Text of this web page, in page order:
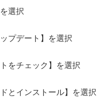
選択
プデート】を選択
トをチェック】を選択
ドとインストール】を選択